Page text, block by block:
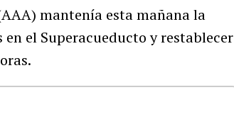
mantenía esta mañana la
el Superacueducto y restablecer